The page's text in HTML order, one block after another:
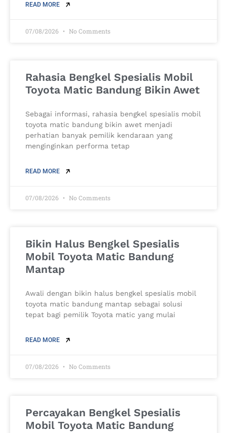
READ MORE
07/08/2026 No Comments
Rahasia Bengkel Spesialis Mobil
Toyota Matic Bandung Bikin Awet
Sebagai informasi, rahasia bengkel spesialis mobil
toyota matic bandung bikin awet menjadi
perhatian banyak pemilik kendaraan yang
menginginkan performa tetap
READ MORE
07/08/2026 No Comments
Bikin Halus Bengkel Spesialis
Mobil Toyota Matic Bandung
Mantap
Awali dengan bikin halus bengkel spesialis mobil
toyota matic bandung mantap sebagai solusi
tepat bagi pemilik Toyota matic yang mulai
READ MORE
07/08/2026 No Comments
Percayakan Bengkel Spesialis
Mobil Toyota Matic Bandung